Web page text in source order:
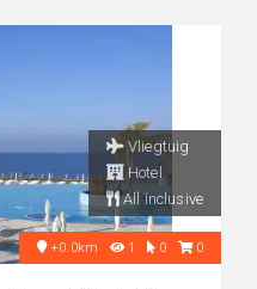
Vliegtuig
Hotel
All inclusive
+0.0km 1 0 0